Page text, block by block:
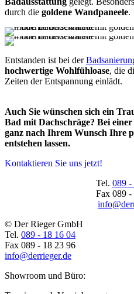
durch die goldene Wandpaneele.
Entstanden ist bei der
hochwertige Wohlfühloase, die
Zeiten der Entspannung einlädt.
Auch Sie wünschen sich ein
Bad mit Dachschräge? Bei
ganz nach Ihrem Wunsch Ihre
entstehen lassen.
Kontaktieren Sie uns jetzt!
Tel. 089 -
Fax 089 -
© Der Rieger GmbH
Tel. 089 - 18 16 04
Fax 089 - 18 23 96
info@derrieger.de
Showroom und Büro: